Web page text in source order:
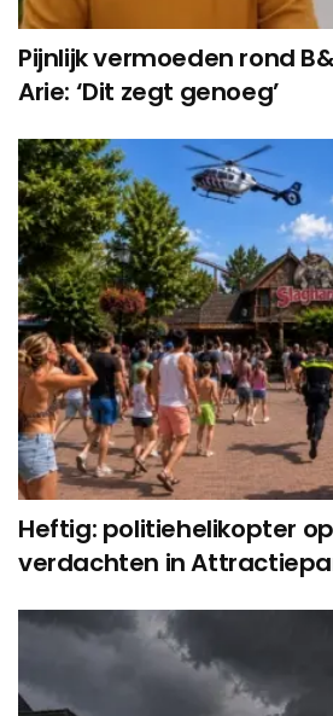
Pijnlijk vermoeden rond
Arie: ‘Dit zegt genoeg’
Heftig: politiehelikopter
verdachten in